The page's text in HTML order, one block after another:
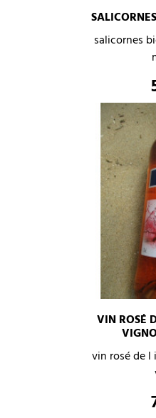
salicornes
–
VIN ROSÉ
vin rosé de
–